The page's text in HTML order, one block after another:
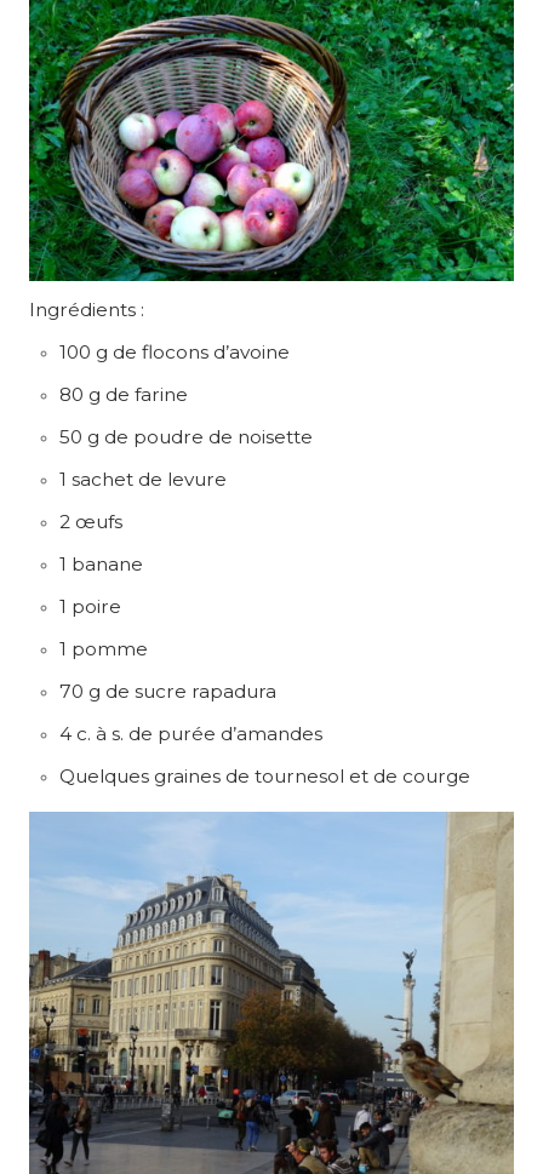
Ingrédients :
100 g de flocons d’avoine
80 g de farine
50 g de poudre de noisette
1 sachet de levure
2 œufs
1 banane
1 poire
1 pomme
70 g de sucre rapadura
4 c. à s. de purée d’amandes
Quelques graines de tournesol et de courge